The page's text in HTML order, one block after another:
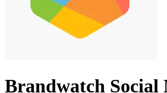
Brandwatch Social